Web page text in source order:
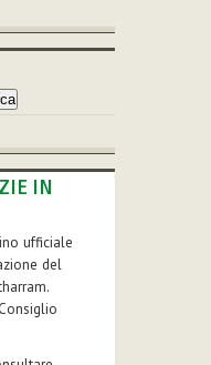
IN
ufficiale
del